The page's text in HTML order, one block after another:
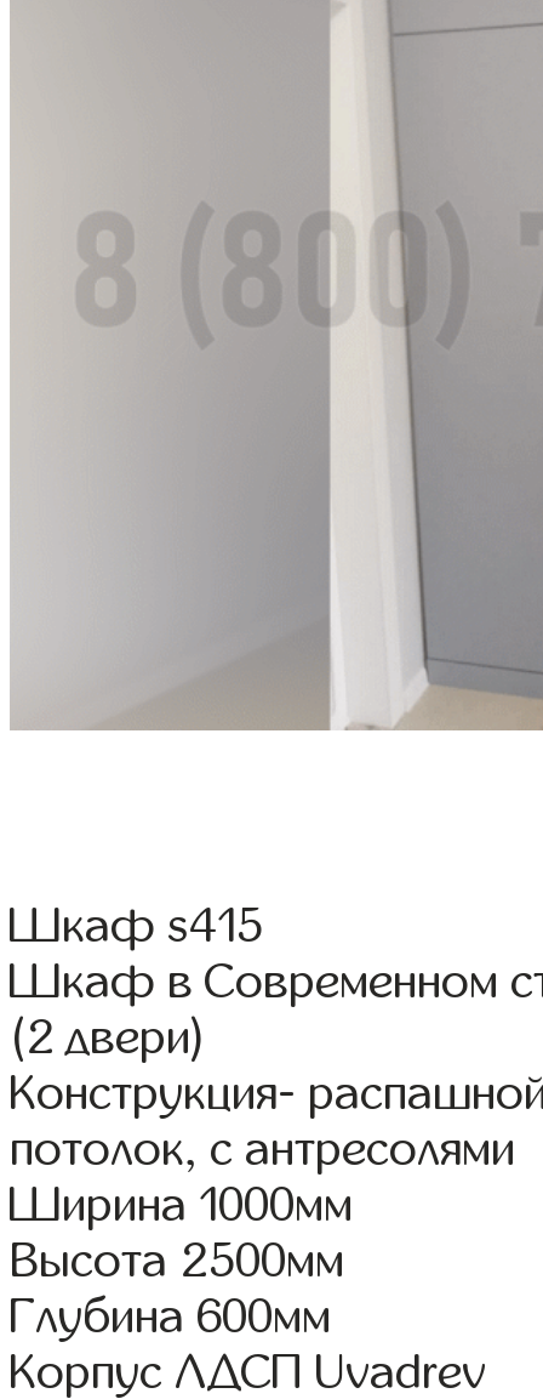
Шкаф s415
Шкаф в Современном
(2 двери)
Конструкция-
потолок, с антресолями
Ширина 1000мм
Высота 2500мм
Глубина 600мм
Корпус ЛДСП Uvadrev